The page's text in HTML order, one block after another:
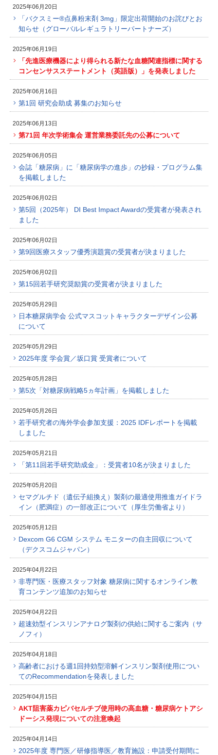
2025年06月20日
「バクスミー®点鼻粉末剤 3mg」限定出荷開始のお詫びとお
知らせ（グローバルレギュラトリーパートナーズ）
2025年06月19日
「先進医療機器により得られる新たな血糖関連指標に関する
コンセンサスステートメント（英語版）」を発表しました
2025年06月16日
第1回 研究会助成 募集のお知らせ
2025年06月13日
第71回 年次学術集会 運営業務委託先の公募について
2025年06月05日
会誌「糖尿病」に「糖尿病学の進歩」の抄録・プログラム集
を掲載しました
2025年06月02日
第5回（2025年） DI Best Impact Awardの受賞者が発表され
ました
2025年06月02日
第9回医療スタッフ優秀演題賞の受賞者が決まりました
2025年06月02日
第15回若手研究奨励賞の受賞者が決まりました
2025年05月29日
日本糖尿病学会 公式マスコットキャラクターデザイン公募
について
2025年05月29日
2025年度 学会賞／坂口賞 受賞者について
2025年05月28日
第5次「対糖尿病戦略5ヵ年計画」を掲載しました
2025年05月26日
若手研究者の海外学会参加支援：2025 IDFレポートを掲載
しました
2025年05月21日
「第11回若手研究助成金」：受賞者10名が決まりました
2025年05月20日
セマグルチド（遺伝子組換え）製剤の最適使用推進ガイドラ
イン（肥満症）の一部改正について（厚生労働省より）
2025年05月12日
Dexcom G6 CGM システム モニターの自主回収について
（デクスコムジャパン）
2025年04月22日
非専門医・医療スタッフ対象 糖尿病に関するオンライン教
育コンテンツ追加のお知らせ
2025年04月22日
超速効型インスリンアナログ製剤の供給に関するご案内（サ
ノフィ）
2025年04月18日
高齢者における週1回持効型溶解インスリン製剤使用につい
てのRecommendationを発表しました
2025年04月15日
AKT阻害薬カピバセルチブ使用時の高血糖・糖尿病ケトアシ
ドーシス発現についての注意喚起
2025年04月14日
2025年度 専門医／研修指導医／教育施設：申請受付期間に